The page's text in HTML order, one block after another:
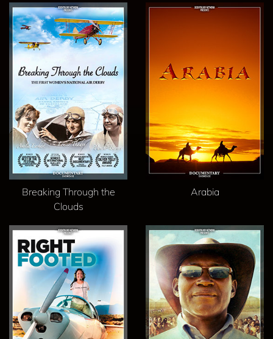
Breaking Through the
Clouds
Arabia